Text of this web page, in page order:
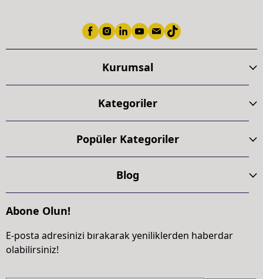
Kurumsal
Kategoriler
Popüler Kategoriler
Blog
Abone Olun!
E-posta adresinizi bırakarak yeniliklerden haberdar
olabilirsiniz!